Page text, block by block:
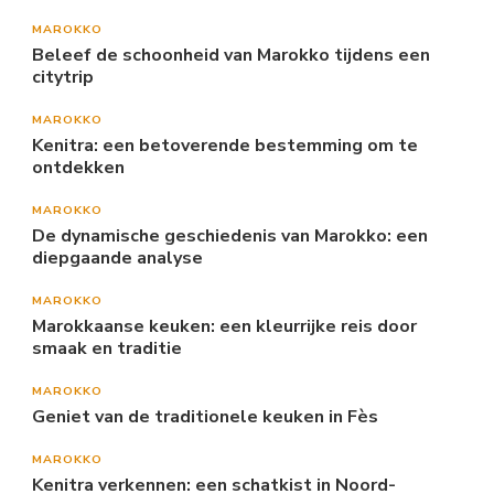
MAROKKO
Beleef de schoonheid van Marokko tijdens een
citytrip
MAROKKO
Kenitra: een betoverende bestemming om te
ontdekken
MAROKKO
De dynamische geschiedenis van Marokko: een
diepgaande analyse
MAROKKO
Marokkaanse keuken: een kleurrijke reis door
smaak en traditie
MAROKKO
Geniet van de traditionele keuken in Fès
MAROKKO
Kenitra verkennen: een schatkist in Noord-